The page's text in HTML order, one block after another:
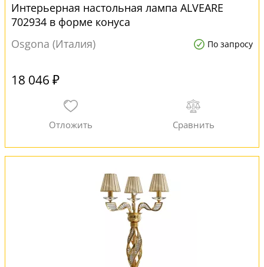
Интерьерная настольная лампа ALVEARE
702934 в форме конуса
Osgona (Италия)
По запросу
18 046 ₽